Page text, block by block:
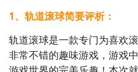
8. 《华容道》- 这款传统的益
块，为特定方块腾出出口，
题。
1、轨道滚球简要评析：
轨道滚球是一款专门为喜欢
非常不错的趣味游戏，游戏